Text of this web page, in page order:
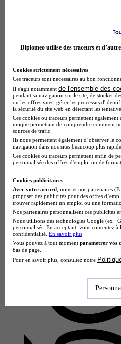
Le bac techno STI2D
du développement durable
innovation technologique et
Lycée Jacques de Vaucanson
Bac techno - STI2D sciences
du développement durable
innovation technologique et
4.0
2 avis
Tours 37000
Au Lycée Jacques de
conception offre deux années
Diplomeo utilise des traceurs et
Cookies strictement nécessaires
Ces traceurs sont nécessaires au bon
Il s'agit notamment de l'ensemble des
pendant sa navigation sur le site, de stocker
ou les offres vues, gérer les processus
la sécurité du site web en détectant les
Ces cookies ou traceurs permettent
unique permettant de comprendre comment
sources de trafic.
Ils nous permettent également d’observer le
navigation dans nos sites beaucoup plus
Ces cookies ou traceurs permettent enfin de
personnalisée des offres d'emploi ou de
Cookies publicitaires
Avec votre accord , nous et nos partenaires
proposer des publicités pour des offres
trouver rapidement un emploi ou une
Nos partenaires personnalisent ces
Nous utilisons des technologies Google (ex :
personnalisés. En acceptant, vous consentez
confidentialité. En savoir plus
Vous pouvez à tout moment paramétrer vos
bas de page.
Pour en savoir plus, consultez notre